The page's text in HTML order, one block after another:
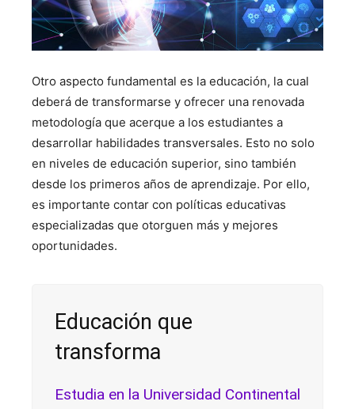
Otro aspecto fundamental es la educación, la cual
deberá de transformarse y ofrecer una renovada
metodología que acerque a los estudiantes a
desarrollar habilidades transversales. Esto no solo
en niveles de educación superior, sino también
desde los primeros años de aprendizaje. Por ello,
es importante contar con políticas educativas
especializadas que otorguen más y mejores
oportunidades.
Educación que
transforma
Estudia en la Universidad Continental